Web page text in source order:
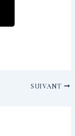
SUIVANT